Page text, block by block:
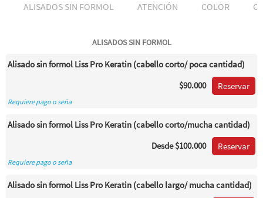
ALISADOS SIN FORMOL ATENCIÓN COLOR
ALISADOS SIN FORMOL
Alisado sin formol Liss Pro Keratin (cabello corto/ poca cantidad)
$90.000
Reservar
Requiere pago o seña
Alisado sin formol Liss Pro Keratin (cabello corto/mucha cantidad)
Desde$100.000 Reservar
Requiere pago o seña
Alisado sin formol Liss Pro Keratin (cabello largo/ mucha cantidad)